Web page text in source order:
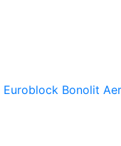
Euroblock Bonolit